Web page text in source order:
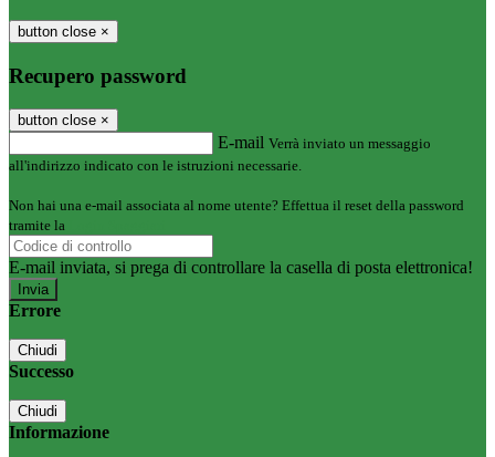
button close ×
Recupero password
button close ×
E-mail Verrà inviato un messaggio
all'indirizzo indicato con le istruzioni necessarie.
Non hai una e-mail associata al nome utente? Effettua il reset della password
tramite la
E-mail inviata, si prega di controllare la casella di posta elettronica!
Errore
Chiudi
Successo
Chiudi
Informazione